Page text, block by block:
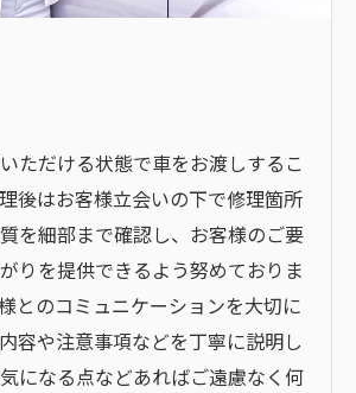
ただける状態で車をお渡しするこ
後はお客様立会いの下で修理箇所
を細部まで確認し、お客様のご要
りを提供できるよう努めておりま
とのコミュニケーションを大切に
容や注意事項などを丁寧に説明し
になる点などあればご遠慮なく何